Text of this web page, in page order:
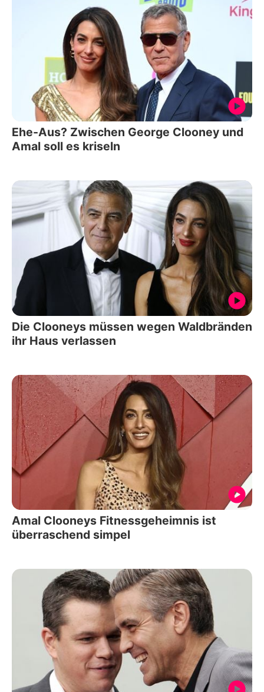
Ehe-Aus? Zwischen George Clooney und
Amal soll es kriseln
Die Clooneys müssen wegen Waldbränden
ihr Haus verlassen
Amal Clooneys Fitnessgeheimnis ist
überraschend simpel